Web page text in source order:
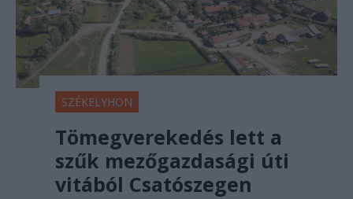
SZÉKELYHON
Tömegverekedés lett a
szűk mezőgazdasági úti
vitából Csatószegen